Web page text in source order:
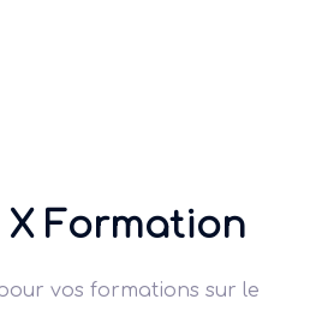
Formation
vos formations sur le